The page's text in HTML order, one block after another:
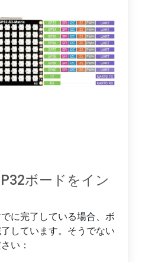
ボードをイン
に完了している場合、ボ
しています。そうでない
い：